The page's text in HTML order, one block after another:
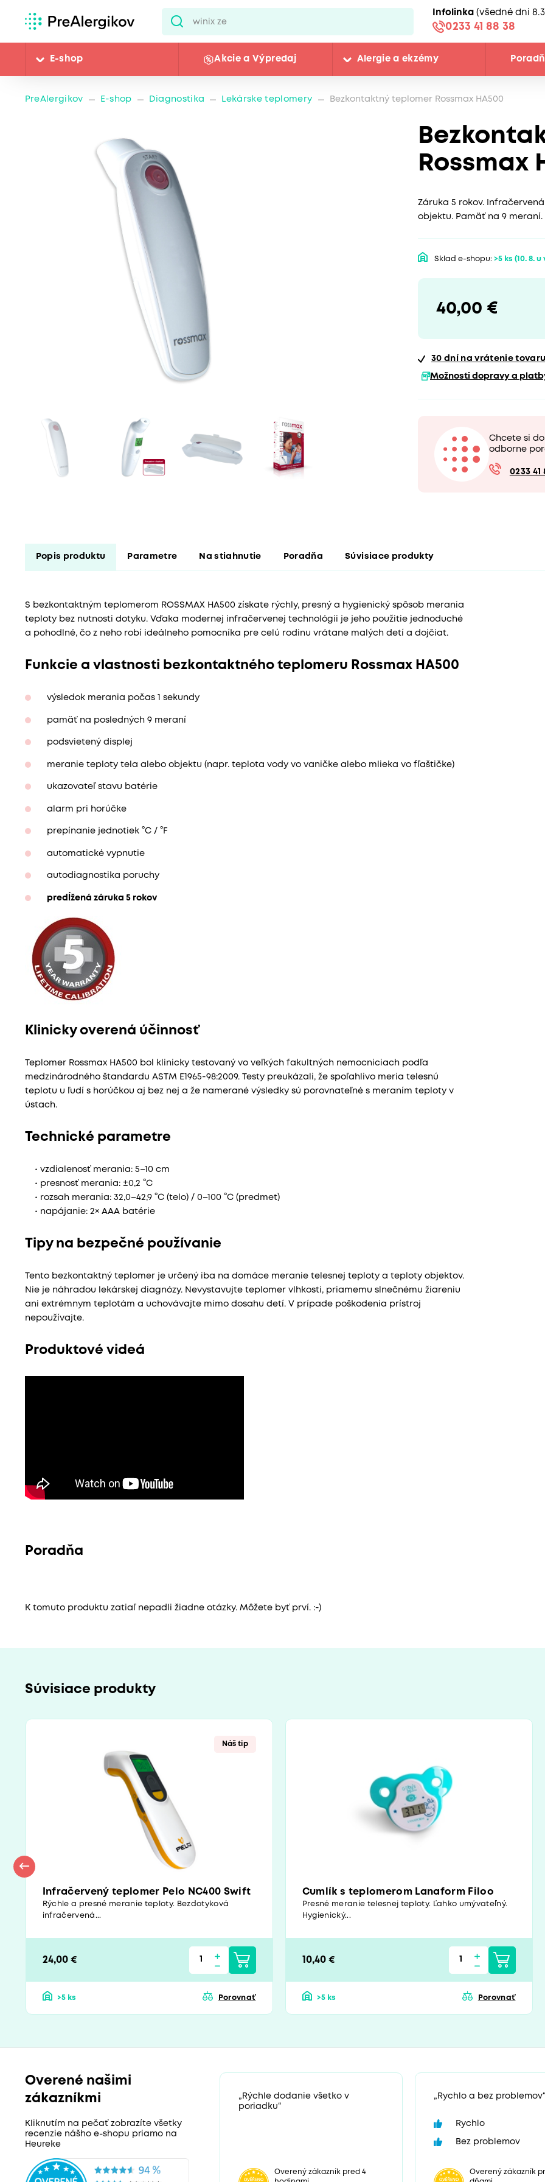
Infolinka (všedné dni
0233 41 88 38
E-shop Akcie a Výpredaj Alergie a ekzémy
PreAlergikov E-shop Diagnostika Lekárske teplomery Bezkontaktný teplomer Rossmax HA500
Rossmax
Záruka 5 rokov.
objektu. Pamäť na 9 meraní.
Sklad e-shopu: >5 ks (10. 8. u
40,00 €
30 dní na vrátenie tovaru
Možnosti dopravy a
Chcete si
odborne
0233 41
Popis produktu Parametre Na stiahnutie Poradňa Súvisiace produkty
S bezkontaktným teplomerom ROSSMAX HA500 získate rýchly, presný a hygienický spôsob merania
teploty bez nutnosti dotyku. Vďaka modernej infračervenej technológii je jeho použitie jednoduché
a pohodlné, čo z neho robí ideálneho pomocníka pre celú rodinu vrátane malých detí a dojčiat.
Funkcie a vlastnosti bezkontaktného teplomeru Rossmax HA500
výsledok merania počas 1 sekundy
pamäť na posledných 9 meraní
podsvietený displej
meranie teploty tela alebo objektu (napr. teplota vody vo vaničke alebo mlieka vo fľaštičke)
ukazovateľ stavu batérie
alarm pri horúčke
prepínanie jednotiek °C / °F
automatické vypnutie
autodiagnostika poruchy
predĺžená záruka 5 rokov
Klinicky overená účinnosť
Teplomer Rossmax HA500 bol klinicky testovaný vo veľkých fakultných nemocniciach podľa
medzinárodného štandardu ASTM E1965-98:2009. Testy preukázali, že spoľahlivo meria telesnú
teplotu u ľudí s horúčkou aj bez nej a že namerané výsledky sú porovnateľné s meraním teploty v
ústach.
Technické parametre
• vzdialenosť merania: 5–10 cm
• presnosť merania: ±0,2 °C
• rozsah merania: 32,0–42,9 °C (telo) / 0–100 °C (predmet)
• napájanie: 2× AAA batérie
Tipy na bezpečné používanie
Tento bezkontaktný teplomer je určený iba na domáce meranie telesnej teploty a teploty objektov.
Nie je náhradou lekárskej diagnózy. Nevystavujte teplomer vlhkosti, priamemu slnečnému žiareniu
ani extrémnym teplotám a uchovávajte mimo dosahu detí. V prípade poškodenia prístroj
nepoužívajte.
Produktové videá
Poradňa
K tomuto produktu zatiaľ nepadli žiadne otázky. Môžete byť prví. :-)
Súvisiace produkty
Náš tip
Infračervený teplomer Pelo NC400 Swift
Rýchle a presné meranie teploty. Bezdotyková
infračervená...
24,00 €
>5 ks Porovnať
Cumlík s teplomerom Lanaform Filoo
Presné meranie telesnej teploty. Ľahko umývateľný.
Hygienický...
10,40 €
>5 ks Porovnať
Overené našimi
zákazníkmi
Kliknutím na pečať zobrazíte všetky
recenzie nášho e-shopu priamo na
Heureke
„Rýchle dodanie všetko v
poriadku“
Overený zákazník pred 4
„Rychlo a bez problemov“
Rychlo
Bez problemov
Overený zákazník